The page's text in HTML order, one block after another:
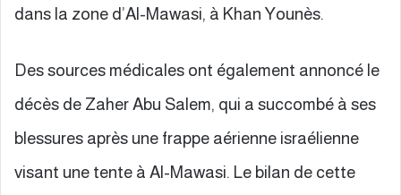
dans la zone d’Al-Mawasi, à Khan Younès.
Des sources médicales ont également annoncé le
décès de Zaher Abu Salem, qui a succombé à ses
blessures après une frappe aérienne israélienne
visant une tente à Al-Mawasi. Le bilan de cette